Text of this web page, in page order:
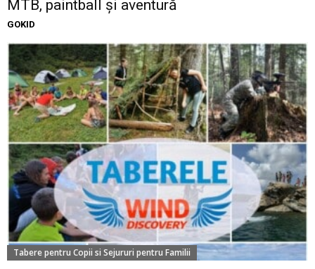
MTB, paintball și aventură
GOKID
Tabere pentru Copii si Sejururi pentru Familii